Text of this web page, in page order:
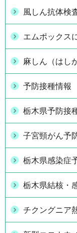
風しん抗体検
エムポックス
麻しん（はし
予防接種情報
栃木県予防接
子宮頸がん予
栃木県感染症
栃木県結核・
チクングニア